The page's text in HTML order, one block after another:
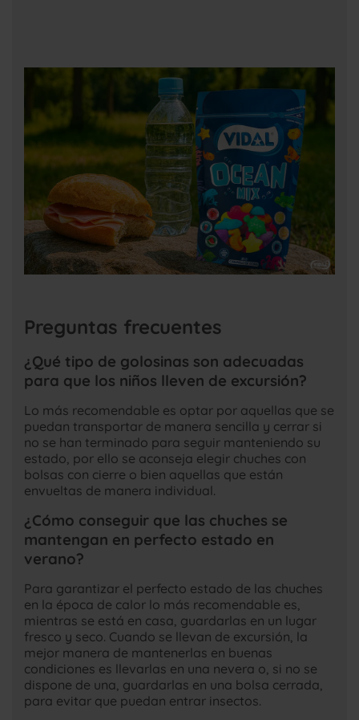
Preguntas frecuentes
¿Qué tipo de golosinas son adecuadas
para que los niños lleven de excursión?
Lo más recomendable es optar por aquellas que se
puedan transportar de manera sencilla y cerrar si
no se han terminado para seguir manteniendo su
estado, por ello se aconseja elegir chuches con
bolsas con cierre o bien aquellas que están
envueltas de manera individual.
¿Cómo conseguir que las chuches se
mantengan en perfecto estado en
verano?
Para garantizar el perfecto estado de las chuches
en la época de calor lo más recomendable es,
mientras se está en casa, guardarlas en un lugar
fresco y seco. Cuando se llevan de excursión, la
mejor manera de mantenerlas en buenas
condiciones es llevarlas en una nevera o, si no se
dispone de una, guardarlas en una bolsa cerrada,
para evitar que puedan entrar insectos.